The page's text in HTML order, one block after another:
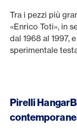
Tra i pezzi più
«Enrico Toti», in
dal 1968 al 1997,
sperimentale
Pirelli